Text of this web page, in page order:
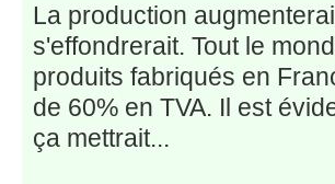
La production
s'effondrerait. Tout le
produits fabriqués en
de 60% en TVA. Il est
ça mettrait...